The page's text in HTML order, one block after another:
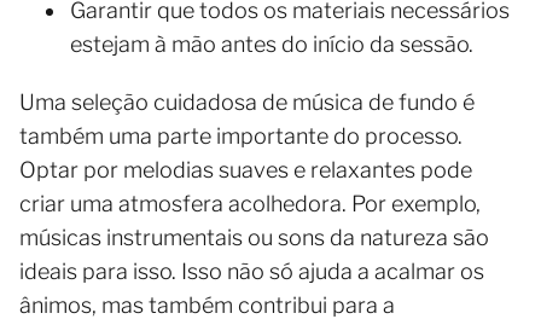
Garantir que todos os materiais necessários
estejam à mão antes do início da sessão.
Uma seleção cuidadosa de música de fundo é
também uma parte importante do processo.
Optar por melodias suaves e relaxantes pode
criar uma atmosfera acolhedora. Por exemplo,
músicas instrumentais ou sons da natureza são
ideais para isso. Isso não só ajuda a acalmar os
ânimos, mas também contribui para a